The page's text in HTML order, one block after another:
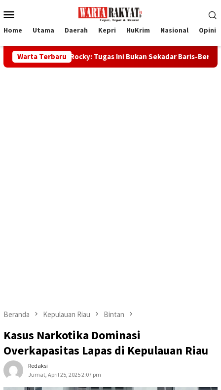
ke
Mobile
Home Utama Daerah Kepri HuKrim Nasional Opini
Warta Terbaru
Rocky: Tugas Ini Bukan Sekadar Baris-Berbaris 32
Beranda Kepulauan Riau Bintan
Kasus Narkotika Dominasi
Overkapasitas Lapas di Kepulauan Riau
Redaksi
Jumat, April 25, 2025 2:07 pm